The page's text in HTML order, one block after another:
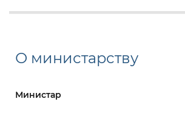
О министарству
Министар